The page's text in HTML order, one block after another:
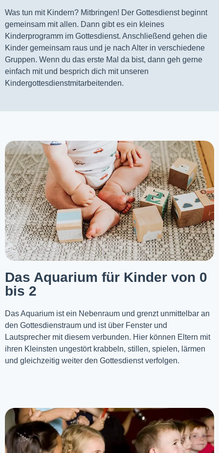
Was tun mit Kindern? Mitbringen! Der Gottesdienst beginnt
gemeinsam mit allen. Dann gibt es ein kleines
Kinderprogramm im Gottesdienst. Anschließend gehen die
Kinder gemeinsam raus und je nach Alter in verschiedene
Gruppen. Wenn du das erste Mal da bist, dann geh gerne
einfach mit und besprich dich mit unseren
Kindergottesdienstmitarbeitenden.
Das Aquarium für Kinder von 0
bis 2
Das Aquarium ist ein Nebenraum und grenzt unmittelbar an
den Gottesdienstraum und ist über Fenster und
Lautsprecher mit diesem verbunden. Hier können Eltern mit
ihren Kleinsten ungestört krabbeln, stillen, spielen, lärmen
und gleichzeitig weiter den Gottesdienst verfolgen.